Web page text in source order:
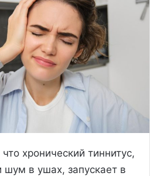
хронический тиннитус,
шум в ушах, запускает в